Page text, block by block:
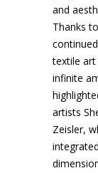
and
Thanks
textile art
infinite
artists
Zeisler,